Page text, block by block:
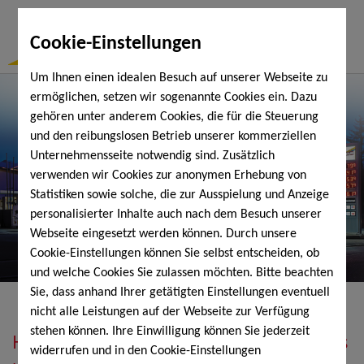
Cookie-Einstellungen
Um Ihnen einen idealen Besuch auf unserer Webseite zu
ermöglichen, setzen wir sogenannte Cookies ein. Dazu
gehören unter anderem Cookies, die für die Steuerung
und den reibungslosen Betrieb unserer kommerziellen
Unternehmensseite notwendig sind. Zusätzlich
verwenden wir Cookies zur anonymen Erhebung von
Statistiken sowie solche, die zur Ausspielung und Anzeige
personalisierter Inhalte auch nach dem Besuch unserer
Webseite eingesetzt werden können. Durch unsere
Cookie-Einstellungen können Sie selbst entscheiden, ob
und welche Cookies Sie zulassen möchten. Bitte beachten
Sie, dass anhand Ihrer getätigten Einstellungen eventuell
nicht alle Leistungen auf der Webseite zur Verfügung
stehen können. Ihre Einwilligung können Sie jederzeit
widerrufen und in den Cookie-Einstellungen
Heizöl, Diesel, Schmierstoffe, Holzpellets